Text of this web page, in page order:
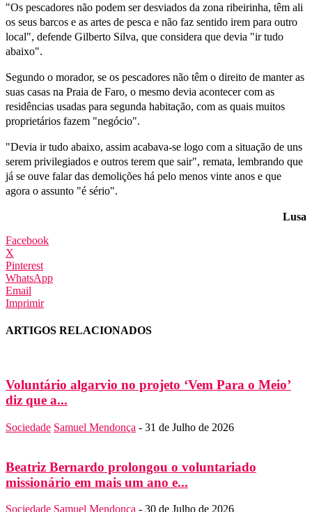
"Os pescadores não podem ser desviados da zona ribeirinha, têm ali
os seus barcos e as artes de pesca e não faz sentido irem para outro
local", defende Gilberto Silva, que considera que devia "ir tudo
abaixo".
Segundo o morador, se os pescadores não têm o direito de manter as
suas casas na Praia de Faro, o mesmo devia acontecer com as
residências usadas para segunda habitação, com as quais muitos
proprietários fazem "negócio".
"Devia ir tudo abaixo, assim acabava-se logo com a situação de uns
serem privilegiados e outros terem que sair", remata, lembrando que
já se ouve falar das demolições há pelo menos vinte anos e que
agora o assunto "é sério".
Lusa
Facebook
X
Pinterest
WhatsApp
Email
Imprimir
ARTIGOS RELACIONADOS
Voluntário algarvio no projeto ‘Vem Para o Meio’
diz que a...
Sociedade Samuel Mendonça - 31 de Julho de 2026
Beatriz Bernardo prolongou o voluntariado
missionário em mais um ano e...
Sociedade Samuel Mendonça - 30 de Julho de 2026